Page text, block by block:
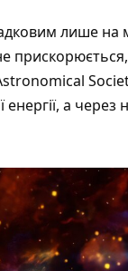
лише
а через